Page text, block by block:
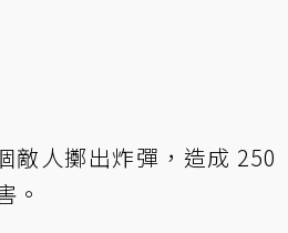
敵人擲出炸彈，造成 250
。